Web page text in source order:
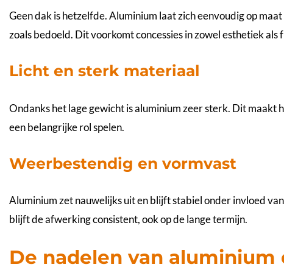
Geen dak is hetzelfde. Aluminium laat zich eenvoudig op
zoals bedoeld. Dit voorkomt concessies in zowel esthetiek als
Licht en sterk materiaal
Ondanks het lage gewicht is aluminium zeer sterk. Dit
een belangrijke rol spelen.
Weerbestendig en vormvast
Aluminium zet nauwelijks uit en blijft stabiel onder invloed
blijft de afwerking consistent, ook op de lange termijn.
De nadelen van aluminium